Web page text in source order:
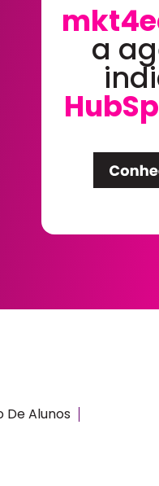
a
De Alunos